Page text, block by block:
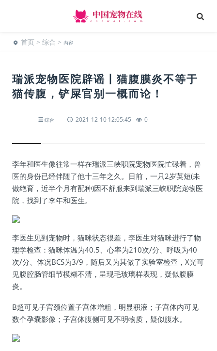
首页 > 综合 > 内容
瑞派宠物医院辟谣丨猫腹膜炎不等于
猫传腹，铲屎官别一概而论！
综合 2021-12-10 12:05:45 0
李年和医生像往常一样在瑞派三峡职院宠物医院忙碌着，兽
医的身份已经伴随了他十三年之久。日前，一只2岁英短(未
做绝育，近半个月有配种)因不舒服来到瑞派三峡职院宠物医
院，找到了李年和医生。
李医生见到宠物时，猫咪状态很差，李医生对猫咪进行了物
理学检查：猫咪体温为40.5、心率为210次/分、呼吸为40
次/分、体况BCS为3/9，随后又为其做了实验室检查，X光可
见腹腔肠管细节模糊不清，呈现毛玻璃样表现，疑似腹膜
炎。
B超可见子宫颈位置子宫体增粗，明显积液；子宫体内可见
数个孕囊影像；子宫体腹侧可见不明物质，疑似腹水。